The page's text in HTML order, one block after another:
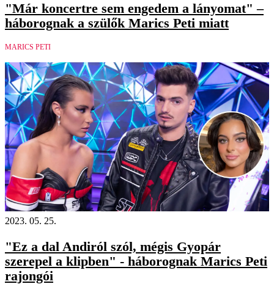
"Már koncertre sem engedem a lányomat" –
háborognak a szülők Marics Peti miatt
MARICS PETI
2023. 05. 25.
"Ez a dal Andiról szól, mégis Gyopár
szerepel a klipben" - háborognak Marics Peti
rajongói